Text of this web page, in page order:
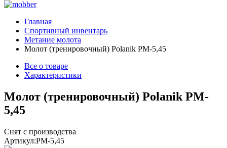
Главная
Спортивный инвентарь
Метание молота
Молот (тренировочный) Polanik PM-5,45
Все о товаре
Характеристики
Молот (тренировочный) Polanik PM-
5,45
Снят с производства
Артикул:PM-5,45